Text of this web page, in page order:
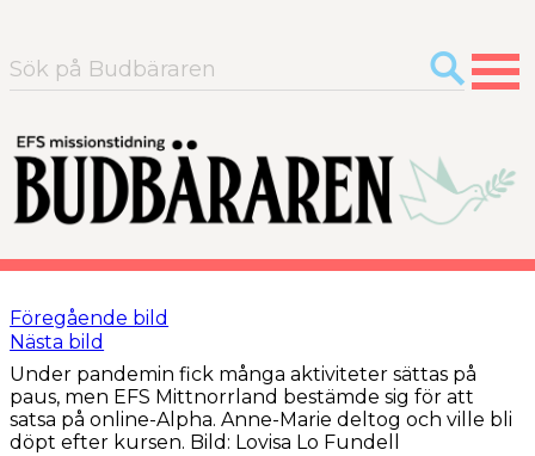
Sök
efter:
Föregående bild
Nästa bild
Under pandemin fick många aktiviteter sättas på
paus, men EFS Mittnorrland bestämde sig för att
satsa på online-Alpha. Anne-Marie deltog och ville bli
döpt efter kursen. Bild: Lovisa Lo Fundell